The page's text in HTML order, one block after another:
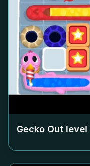
Gecko Out level